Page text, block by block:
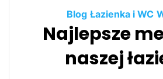
Blog Łazienka i WC
Najlepsze
naszej